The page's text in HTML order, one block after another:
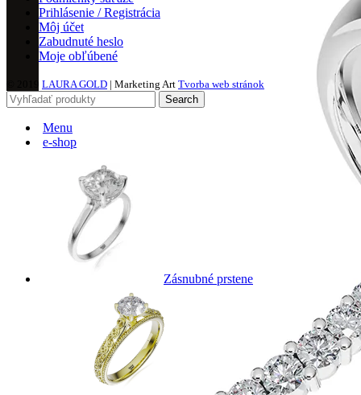
Prihlásenie / Registrácia
Môj účet
Zabudnuté heslo
Moje obľúbené
LAURA GOLD | Marketing Art Tvorba web stránok
Search
Menu
e-shop
Zásnubné prstene